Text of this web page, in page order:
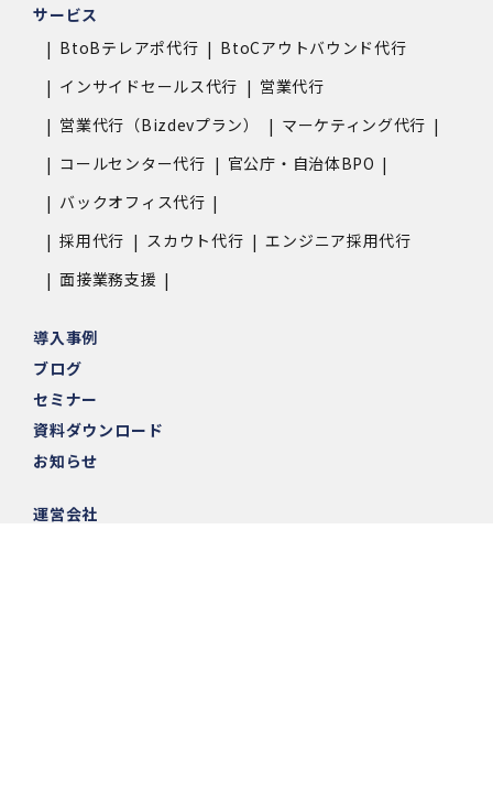
サービス
BtoBテレアポ代行
BtoCアウトバウンド代行
インサイドセールス代行
営業代行
営業代行（Bizdevプラン）
マーケティング代行
コールセンター代行
官公庁・自治体BPO
バックオフィス代行
採用代行
スカウト代行
エンジニア採用代行
面接業務支援
導入事例
ブログ
セミナー
資料ダウンロード
お知らせ
運営会社